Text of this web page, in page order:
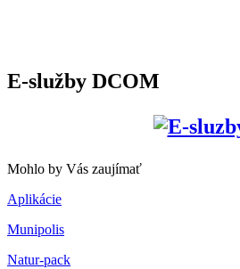
E-služby DCOM
Mohlo by Vás zaujímať
Aplikácie
Munipolis
Natur-pack